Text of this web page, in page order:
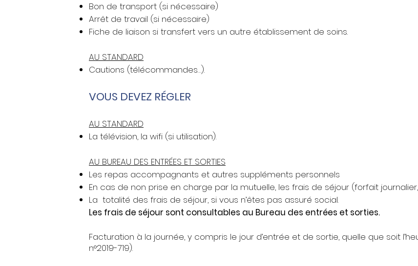
Bon de transport (si nécessaire)
Arrêt de travail (si nécessaire)
Fiche de liaison si transfert vers un autre établissement de soins.
AU STANDARD
Cautions (télécommandes…).
VOUS DEVEZ RÉGLER
AU STANDARD
La télévision, la wifi (si utilisation).
AU BUREAU DES ENTRÉES ET SORTIES
Les repas accompagnants et autres suppléments personnels
En cas de non prise en charge par la mutuelle, les frais de séjour (forfait
La totalité des frais de séjour, si vous n’êtes pas assuré social.
Les frais de séjour sont consultables au Bureau des entrées et sorties.
Facturation à la journée, y compris le jour d’entrée et de sortie, quelle que soit
n°2019-719).